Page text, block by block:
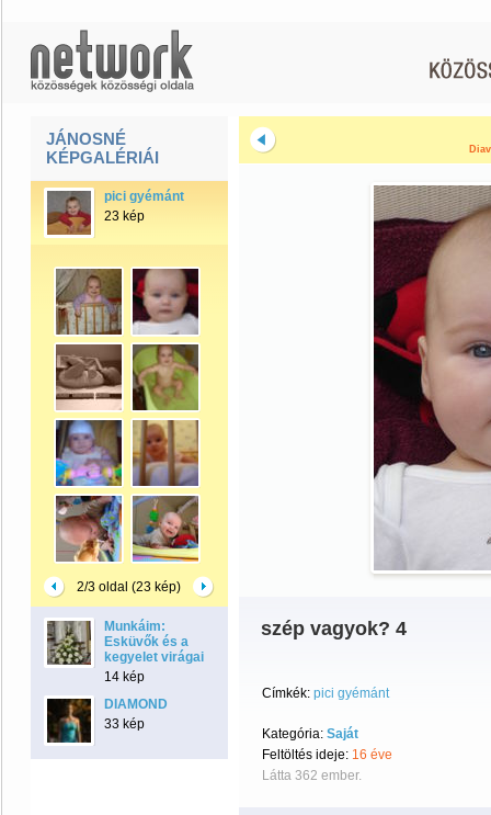
JÁNOSNÉ
KÉPGALÉRIÁI
pici gyémánt
23 kép
2/3 oldal (23 kép)
Munkáim:
Esküvők és a
kegyelet virágai
14 kép
DIAMOND
33 kép
szép vagyok? 4
Címkék: pici gyémánt
Kategória: Saját
Feltöltés ideje: 16 éve
Látta 362 ember.